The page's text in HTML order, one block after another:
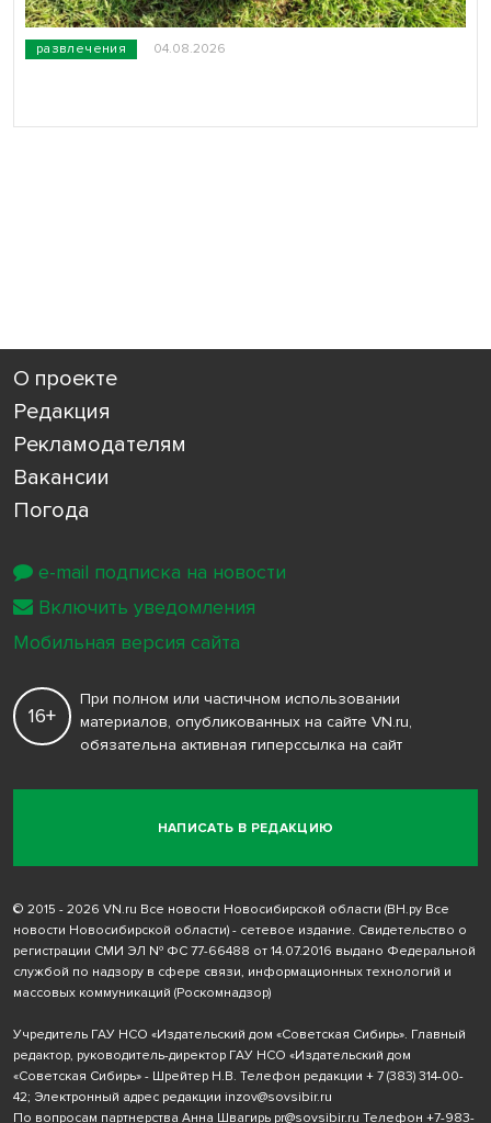
развлечения 04.08.2026
О проекте
Редакция
Рекламодателям
Вакансии
Погода
НАПИСАТЬ В РЕДАКЦИЮ
16+
При полном или частичном использовании
материалов, опубликованных на сайте VN.ru,
обязательна активная гиперссылка на сайт
© 2015 - 2026 VN.ru Все новости Новосибирской области (ВН.ру Все
новости Новосибирской области) - сетевое издание. Свидетельство о
регистрации СМИ ЭЛ № ФС 77-66488 от 14.07.2016 выдано Федеральной
службой по надзору в сфере связи, информационных технологий и
массовых коммуникаций (Роскомнадзор)
Учредитель ГАУ НСО «Издательский дом «Советская Сибирь». Главный
редактор, руководитель-директор ГАУ НСО «Издательский дом
«Советская Сибирь» - Шрейтер Н.В. Телефон редакции + 7 (383) 314-00-
42; Электронный адрес редакции inzov@sovsibir.ru
По вопросам партнерства Анна Швагирь pr@sovsibir.ru Телефон +7-983-
e-mail подписка на новости
Включить уведомления
Мобильная версия сайта